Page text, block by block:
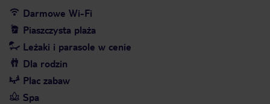
Darmowe Wi-Fi
Piaszczysta plaża
Leżaki i parasole w cenie
Dla rodzin
Plac zabaw
Spa